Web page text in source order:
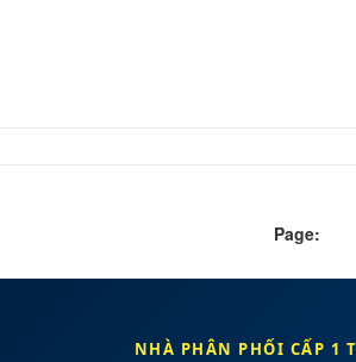
Page:
NHÀ PHÂN PHỐI CẤP 1